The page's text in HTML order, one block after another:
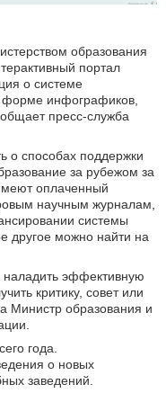
образования
портал
о системе
форме инфографиков,
пресс-служба
о способах поддержки
за рубежом за
оплаченный
научным журналам,
системы
другое можно найти на
наладить эффективную
критику, совет или
Министр образования и
года.
о новых
заведений.